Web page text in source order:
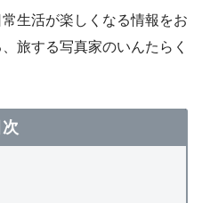
生活が楽しくなる情報をお
旅する写真家のいんたらく
次